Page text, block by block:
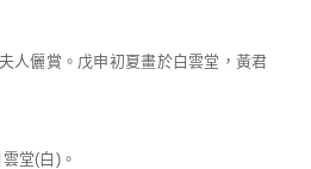
人儷賞。戊申初夏畫於白雲堂，黃君
堂(白)。